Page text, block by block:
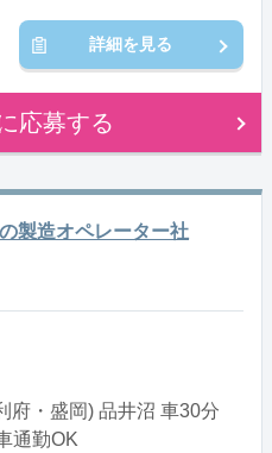
詳細を見る
応募する
製造オペレーター社
府・盛岡) 品井沼 車30分
通勤OK